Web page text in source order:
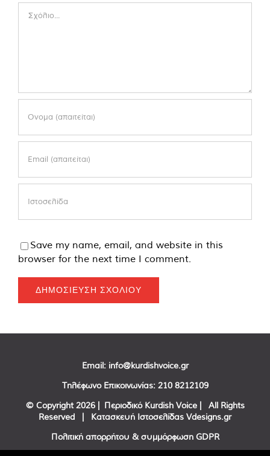
Save my name, email, and website in this
browser for the next time I comment.
Email: info@kurdishvoice.gr
Τηλέφωνο Επικοινωνίας: 210 8212109
© Copyright 2026 | Περιοδικό Kurdish Voice | All Rights
Reserved | Κατασκευή Ιστοσελίδας Vdesigns.gr
Πολιτική απορρήτου & συμμόρφωση GDPR